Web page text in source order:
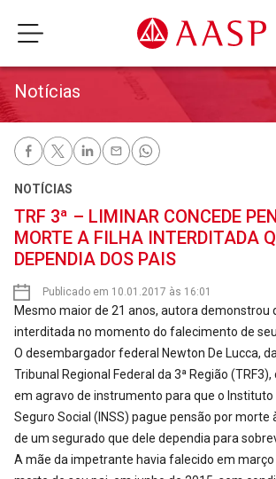
Notícias
NOTÍCIAS
TRF 3ª – LIMINAR CONCEDE
MORTE A FILHA INTERDITADA
DEPENDIA DOS PAIS
Publicado em 10.01.2017 às 16:01
Mesmo maior de 21 anos, autora demonstrou
interditada no momento do falecimento de
O desembargador federal Newton De Lucca,
Tribunal Regional Federal da 3ª Região
em agravo de instrumento para que o Instituto
Seguro Social (INSS) pague pensão por morte
de um segurado que dele dependia para
A mãe da impetrante havia falecido em março